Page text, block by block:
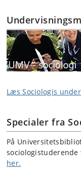
Læs Sociologis
Specialer fra
På
her.